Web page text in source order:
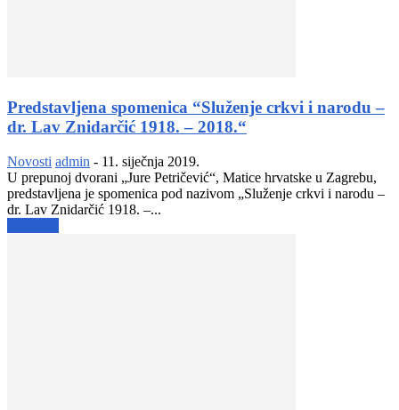
Predstavljena spomenica “Služenje crkvi i narodu –
dr. Lav Znidarčić 1918. – 2018.“
Novosti admin - 11. siječnja 2019.
U prepunoj dvorani „Jure Petričević“, Matice hrvatske u Zagrebu,
predstavljena je spomenica pod nazivom „Služenje crkvi i narodu –
dr. Lav Znidarčić 1918. –...